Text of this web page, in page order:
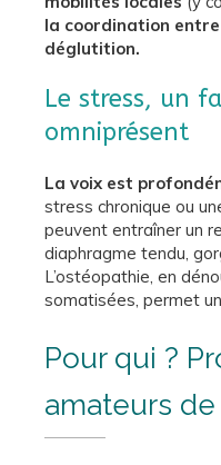
la coordination
déglutition.
Le stress, un
omniprésent
La voix est
stress chronique ou
peuvent entraîner un
diaphragme tendu,
L’ostéopathie, en
somatisées, permet
Pour qui ?
amateurs